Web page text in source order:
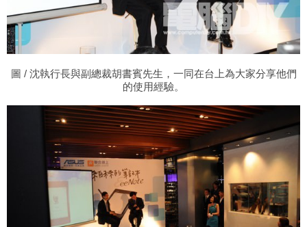
圖 / 沈執行長與副總裁胡書賓先生，一同在台上為大家分享他們
的使用經驗。